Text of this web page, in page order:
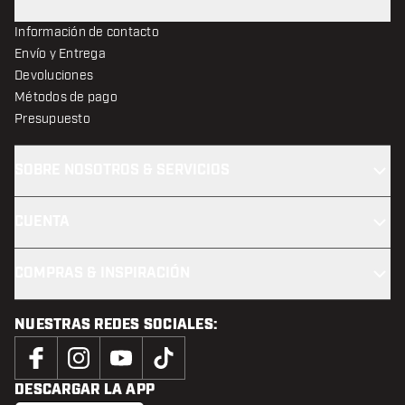
Información de contacto
Envío y Entrega
Devoluciones
Métodos de pago
Presupuesto
NUESTRAS REDES SOCIALES:
DESCARGAR LA APP